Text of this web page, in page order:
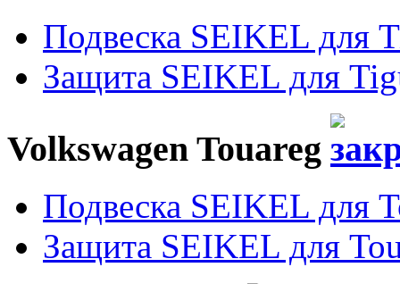
Подвеска SEIKEL для
Защита SEIKEL для
Volkswagen Touareg
Подвеска SEIKEL для
Защита SEIKEL для